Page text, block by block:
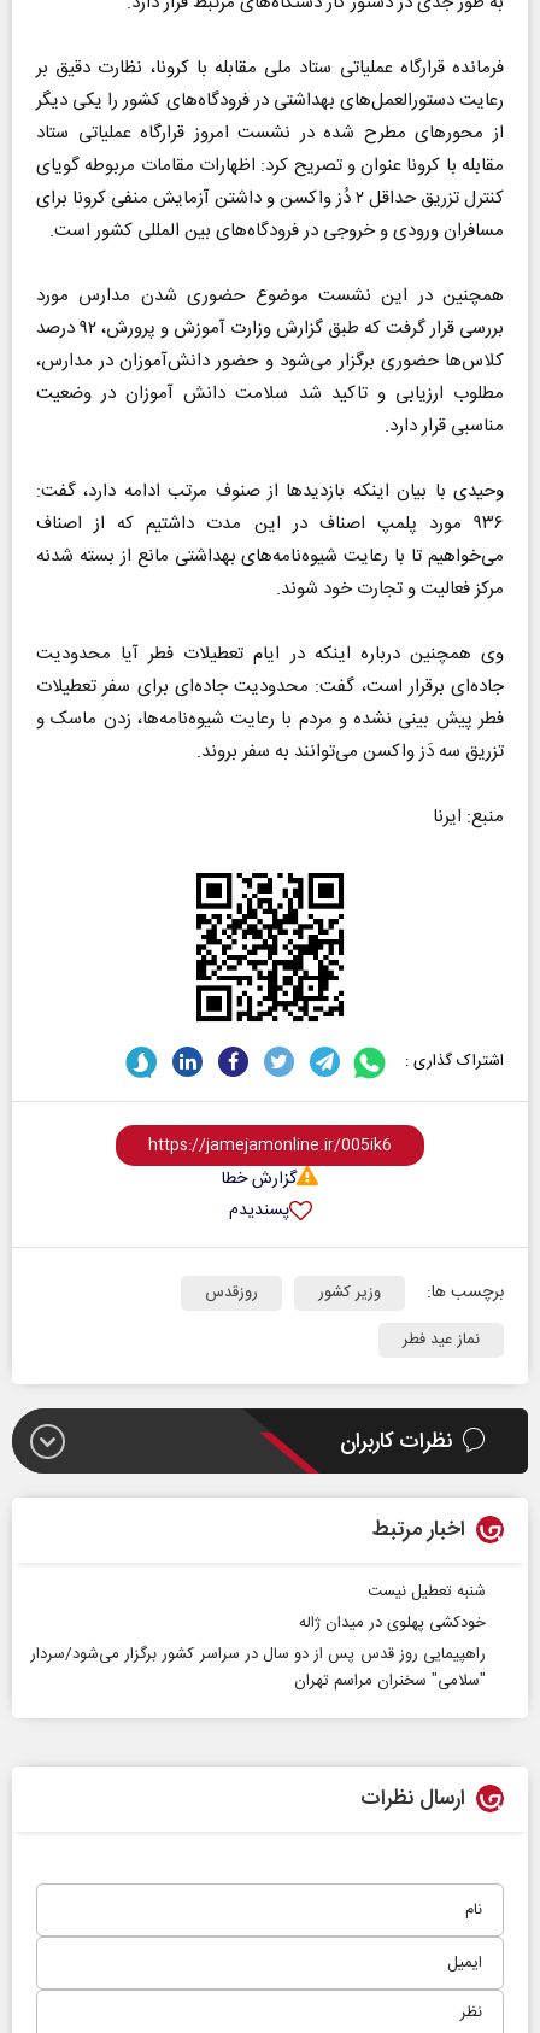
فرمانده قرارگاه عملیاتی ستاد ملی مقابله با کرونا، نظارت دقیق بر
رعایت دستورالعمل‌های بهداشتی در فرودگاه‌های کشور را یکی دیگر
از محورهای مطرح شده در نشست امروز قرارگاه عملیاتی ستاد
مقابله با کرونا عنوان و تصریح کرد: اظهارات مقامات مربوطه گویای
کنترل تزریق حداقل ۲ دُز واکسن و داشتن آزمایش منفی کرونا برای
مسافران ورودی و خروجی در فرودگاه‌های بین المللی کشور است.
همچنین در این نشست موضوع حضوری شدن مدارس مورد
بررسی قرار گرفت که طبق گزارش وزارت آموزش و پرورش، ۹۲ درصد
کلاس‌ها حضوری برگزار می‌شود و حضور دانش‌آموزان در مدارس،
مطلوب ارزیابی و تاکید شد سلامت دانش آموزان در وضعیت
مناسبی قرار دارد.
وحیدی با بیان اینکه بازدیدها از صنوف مرتب ادامه دارد، گفت:
۹۳۶ مورد پلمپ اصناف در این مدت داشتیم که از اصناف
می‌خواهیم تا با رعایت شیوه‌نامه‌های بهداشتی مانع از بسته شدنه
مرکز فعالیت و تجارت خود شوند.
وی همچنین درباره اینکه در ایام تعطیلات فطر آیا محدودیت
جاده‌ای برقرار است، گفت: محدودیت جاده‌ای برای سفر تعطیلات
فطر پیش بینی نشده و مردم با رعایت شیوه‌نامه‌ها، زدن ماسک و
تزریق سه دَز واکسن می‌توانند به سفر بروند.
منبع: ایرنا
اشتراک گذاری :
گزارش خطا
پسندیدم
برچسب ها: وزیر کشور
روزقدس
نماز عید فطر
نظرات کاربران
اخبار مرتبط
شنبه تعطیل نیست
خودکشی پهلوی در میدان ژاله
راهپیمایی روز قدس پس از دو سال در سراسر کشور برگزار می‌شود/سردار
"سلامی" سخنران مراسم تهران
ارسال نظرات